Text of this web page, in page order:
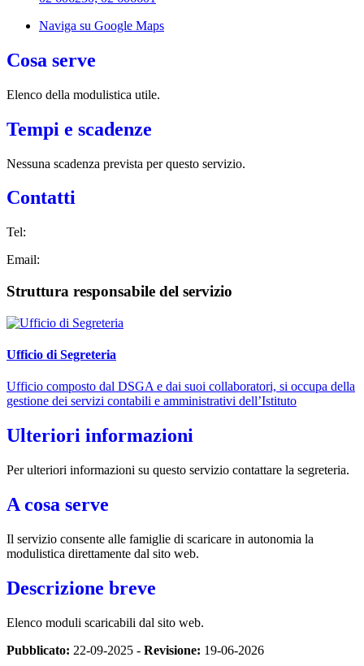
Naviga su Google Maps
Cosa serve
Elenco della modulistica utile.
Tempi e scadenze
Nessuna scadenza prevista per questo servizio.
Contatti
Tel:
Email:
Struttura responsabile del servizio
Ufficio di Segreteria
Ufficio composto dal DSGA e dai suoi collaboratori, si occupa della
gestione dei servizi contabili e amministrativi dell’Istituto
Ulteriori informazioni
Per ulteriori informazioni su questo servizio contattare la segreteria.
A cosa serve
Il servizio consente alle famiglie di scaricare in autonomia la
modulistica direttamente dal sito web.
Descrizione breve
Elenco moduli scaricabili dal sito web.
Pubblicato: 22-09-2025 - Revisione: 19-06-2026